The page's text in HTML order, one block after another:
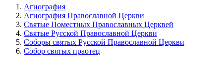
Агиография
Агиография Православной Церкви
Святые Поместных Православных Церквей
Святые Русской Православной Церкви
Соборы святых Русской Православной Церкви
Собор святых праотец